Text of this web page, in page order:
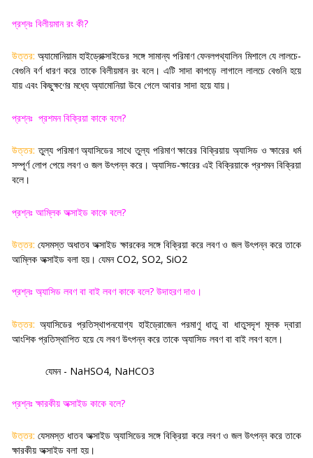
প্রশ্নঃ বিলীয়মান রং কী?
উত্তর: অ্যামোনিয়াম হাইড্রোক্সাইডের সঙ্গে সামান্য পরিমাণ ফেনলপথ্যালিন মিশালে যে লালচে-
বেগুনি বর্ণ ধারণ করে তাকে বিলীয়মান রং বলে। এটি সাদা কাপড়ে লাগালে লালচে বেগুনি হয়ে
যায় এবং কিছুক্ষণের মধ্যে অ্যামোনিয়া উবে গেলে আবার সাদা হয়ে যায় ।
প্রশ্নঃ প্রশমন বিক্রিয়া কাকে বলে?
উত্তর: তুল্য পরিমাণ অ্যাসিডের সাথে তুল্য পরিমাণ ক্ষারের বিক্রিয়ায় অ্যাসিড ও ক্ষারের ধর্ম
সম্পূর্ণ লোপ পেয়ে লবণ ও জল উৎপন্ন করে। অ্যাসিড-ক্ষারের এই বিক্রিয়াকে প্রশমন বিক্রিয়া
বলে ।
প্রশ্নঃ আম্লিক অক্সাইড কাকে বলে?
উত্তর: যেসমস্ত অধাতব অক্সাইড ক্ষারকের সঙ্গে বিক্রিয়া করে লবণ ও জল উৎপন্ন করে তাকে
আম্লিক অক্সাইড বলা হয়। যেমনCO2, SO2, SiO2
প্রশ্নঃ অ্যাসিড লবণ বা বাই লবণ কাকে বলে? উদাহরণ দাও ।
উত্তর: অ্যাসিডের প্রতিস্থাপনযোগ্য হাইড্রোজেন পরমাণু ধাতু বা ধাতুসদৃশ মূলক দ্বারা
আংশিক প্রতিস্থাপিত হয়ে যে লবণ উৎপন্ন করে তাকে অ্যাসিড লবণ বা বাই লবণ বলে।
যেমন - NaHSO4, NaHCO3
প্রশ্নঃ ক্ষারকীয় অক্সাইড কাকে বলে?
উত্তর: যেসমস্ত ধাতব অক্সাইড অ্যাসিডের সঙ্গে বিক্রিয়া করে লবণ ও জল উৎপন্ন করে তাকে
ক্ষারকীয় অক্সাইড বলা হয় ।